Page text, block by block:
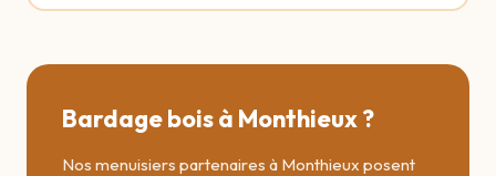
Bardage bois à Monthieux ?
Nos menuisiers partenaires à Monthieux posent